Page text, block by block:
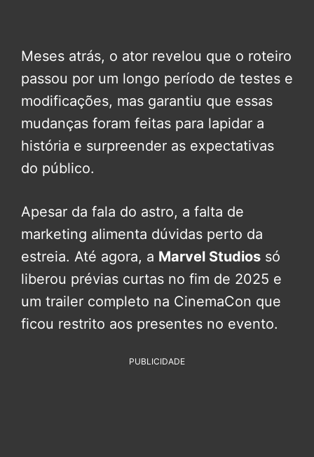
Meses atrás, o ator revelou que o roteiro
passou por um longo período de testes e
modificações, mas garantiu que essas
mudanças foram feitas para lapidar a
história e surpreender as expectativas
do público.
Apesar da fala do astro, a falta de
marketing alimenta dúvidas perto da
estreia. Até agora, a Marvel Studios só
liberou prévias curtas no fim de 2025 e
um trailer completo na CinemaCon que
ficou restrito aos presentes no evento.
PUBLICIDADE